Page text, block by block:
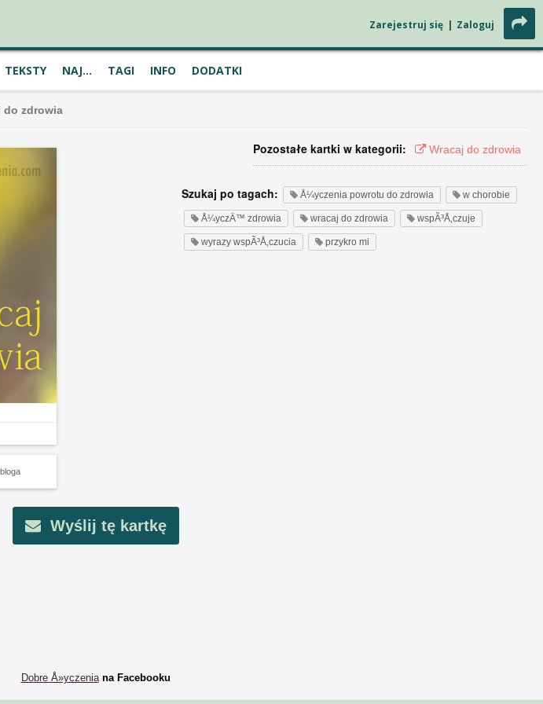
Zarejestruj się | Zaloguj
TEKSTY NAJ... TAGI INFO DODATKI
do zdrowia
Pozostałe kartki w kategorii: Wracaj do zdrowia
Szukaj po tagach: Å¼yczenia powrotu do zdrowia w chorobie
Å¼yczÄ™ zdrowia wracaj do zdrowia wspÃ³Å‚czuje
wyrazy wspÃ³Å‚czucia przykro mi
Wyślij tę kartkę
Dobre Å»yczeniana Facebooku